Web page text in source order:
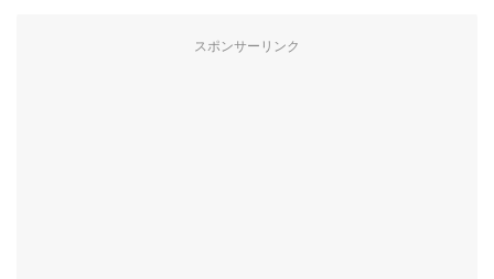
スポンサーリンク